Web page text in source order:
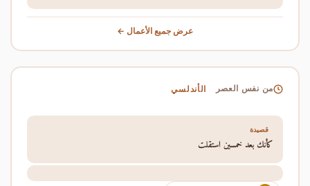
عرض جميع الأعمال ←
من نفس العصر الأندلسي
قصيدة
كأنك بعد خمسين استقلت